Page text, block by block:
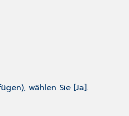
wählen Sie [Ja].